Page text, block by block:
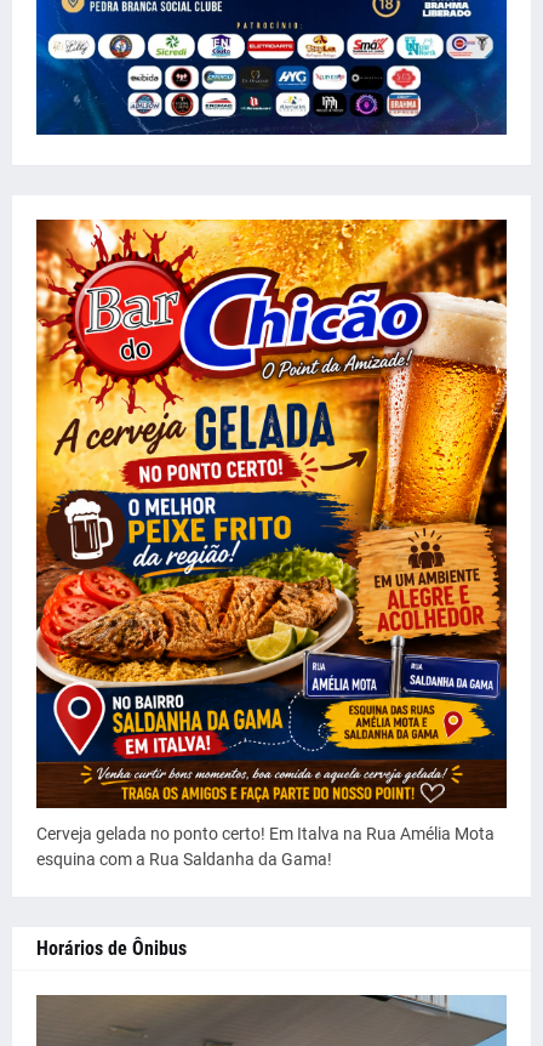
Cerveja gelada no ponto certo! Em Italva na Rua Amélia Mota
esquina com a Rua Saldanha da Gama!
Horários de Ônibus